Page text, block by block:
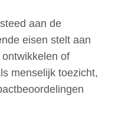
aan de
eisen stelt aan
of
menselijk toezicht,